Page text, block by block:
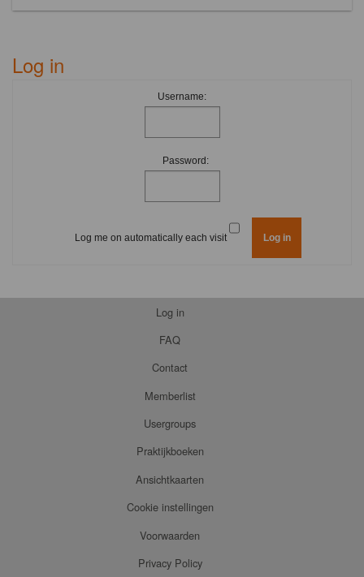
Log in
Username:
Password:
Log me on automatically each visit
Log in
FAQ
Contact
Memberlist
Usergroups
Praktijkboeken
Ansichtkaarten
Cookie instellingen
Voorwaarden
Privacy Policy